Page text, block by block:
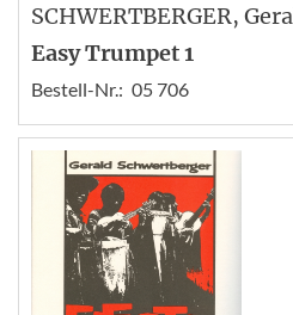
SCHWERTBERGER,
Easy Trumpet 1
Bestell-Nr.: 05 706